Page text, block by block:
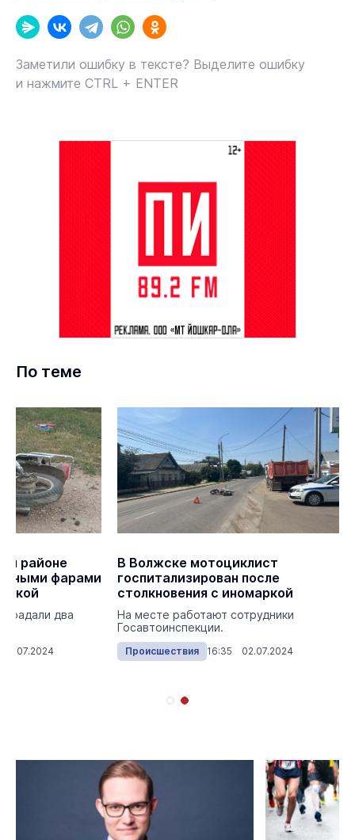
Заметили ошибку в тексте? Выделите ошибку
и нажмите CTRL + ENTER
По теме
районе
фарами
два
В Волжске мотоциклист
госпитализирован после
столкновения с иномаркой
На месте работают сотрудники
Госавтоинспекции.
Происшествия 16:35 02.07.2024